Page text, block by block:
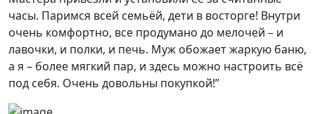
часы. Паримся всей семьёй, дети в восторге! Внутри
очень комфортно, все продумано до мелочей – и
лавочки, и полки, и печь. Муж обожает жаркую баню,
а я – более мягкий пар, и здесь можно настроить всё
под себя. Очень довольны покупкой!”